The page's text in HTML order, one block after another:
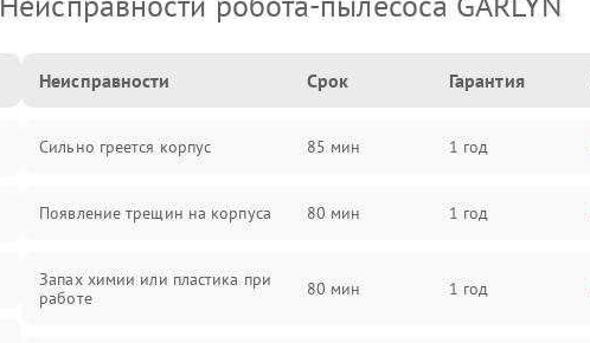
Неисправности Срок Гарантия
Сильно греется корпус 85 мин 1 год
Появление трещин на корпуса 80 мин 1 год
Запах химии или пластика при
работе
80 мин 1 год